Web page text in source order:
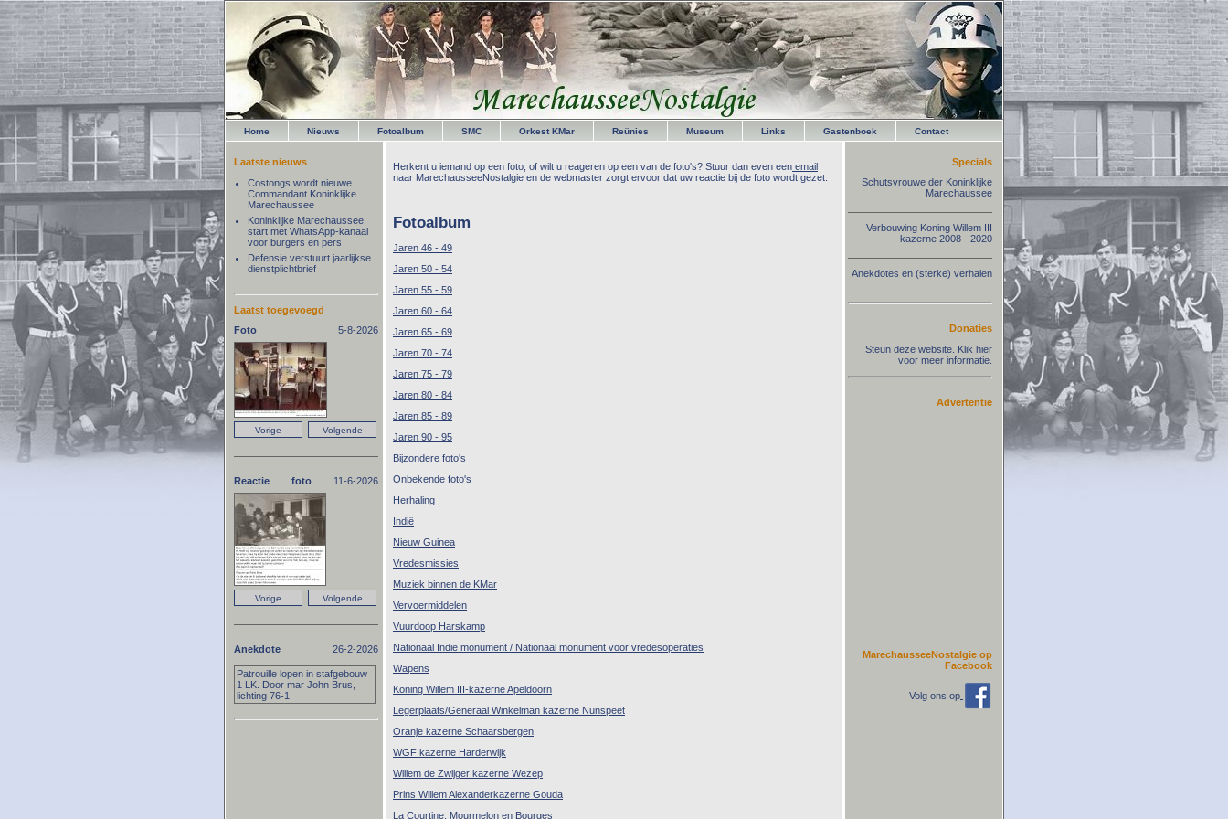
Home Nieuws Fotoalbum SMC Orkest KMar Reünies Museum Links Gastenboek Contact
Herkent u iemand op een foto, of wilt u reageren op een van de foto's? Stuur dan even een email
naar MarechausseeNostalgie en de webmaster zorgt ervoor dat uw reactie bij de foto wordt gezet.
Fotoalbum
Jaren 46 - 49
Jaren 50 - 54
Jaren 55 - 59
Jaren 60 - 64
Jaren 65 - 69
Jaren 70 - 74
Jaren 75 - 79
Jaren 80 - 84
Jaren 85 - 89
Jaren 90 - 95
Bijzondere foto's
Onbekende foto's
Herhaling
Indië
Nieuw Guinea
Vredesmissies
Muziek binnen de KMar
Vervoermiddelen
Vuurdoop Harskamp
Nationaal Indië monument / Nationaal monument voor vredesoperaties
Wapens
Koning Willem III-kazerne Apeldoorn
Legerplaats/Generaal Winkelman kazerne Nunspeet
Oranje kazerne Schaarsbergen
WGF kazerne Harderwijk
Willem de Zwijger kazerne Wezep
Prins Willem Alexanderkazerne Gouda
La Courtine, Mourmelon en Bourges
Laatste nieuws
Costongs wordt nieuwe
Commandant Koninklijke
Marechaussee
Koninklijke Marechaussee
start met WhatsApp-kanaal
voor burgers en pers
Defensie verstuurt jaarlijkse
dienstplichtbrief
Laatst toegevoegd
Foto
5-8-2026
Reactie foto 11-6-2026
Anekdote 26-2-2026
Patrouille lopen in stafgebouw
1 LK. Door mar John Brus,
lichting 76-1
Specials
Schutsvrouwe der Koninklijke
Marechaussee
Verbouwing Koning Willem III
kazerne 2008 - 2020
Anekdotes en (sterke) verhalen
Donaties
Steun deze website. Klik hier
voor meer informatie.
Advertentie
MarechausseeNostalgie op
Facebook
Volg ons op